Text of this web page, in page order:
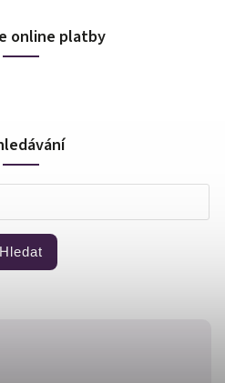
online platby
Hledat